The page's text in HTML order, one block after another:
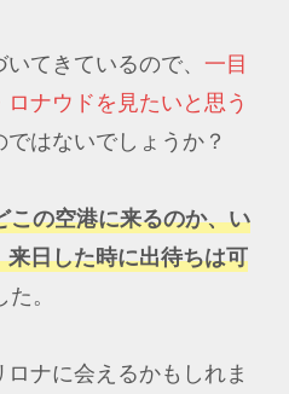
てきているので、 一目
ナウドを見たいと思う
ではないでしょうか？
この空港に来るのか、い
日した時に出待ちは可
。
ナに会えるかもしれま